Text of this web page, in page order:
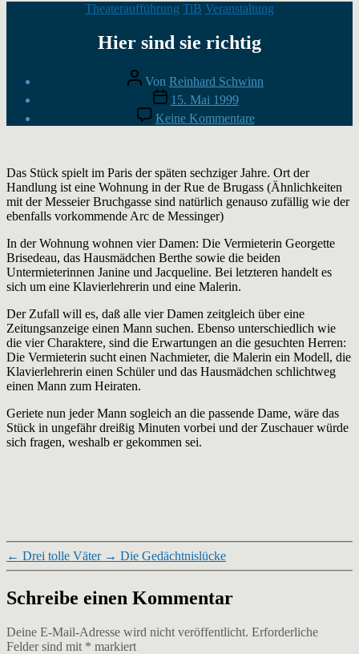
Kategorien
Theateraufführung TiB Veranstaltung
Hier sind sie richtig
Beitragsautor
Von Reinhard Schwinn
Veröffentlichungsdatum
15. Mai 1999
Keine Kommentarezu
Hier
richtig
Das Stück spielt im Paris der späten sechziger Jahre. Ort der
Handlung ist eine Wohnung in der Rue de Brugass (Ähnlichkeiten
mit der Messeier Bruchgasse sind natürlich genauso zufällig wie der
ebenfalls vorkommende Arc de Messinger)
In der Wohnung wohnen vier Damen: Die Vermieterin Georgette
Brisedeau, das Hausmädchen Berthe sowie die beiden
Untermieterinnen Janine und Jacqueline. Bei letzteren handelt es
sich um eine Klavierlehrerin und eine Malerin.
Der Zufall will es, daß alle vier Damen zeitgleich über eine
Zeitungsanzeige einen Mann suchen. Ebenso unterschiedlich wie
die vier Charaktere, sind die Erwartungen an die gesuchten Herren:
Die Vermieterin sucht einen Nachmieter, die Malerin ein Modell, die
Klavierlehrerin einen Schüler und das Hausmädchen schlichtweg
einen Mann zum Heiraten.
Geriete nun jeder Mann sogleich an die passende Dame, wäre das
Stück in ungefähr dreißig Minuten vorbei und der Zuschauer würde
sich fragen, weshalb er gekommen sei.
← Drei tolle Väter → Die Gedächtnislücke
Schreibe einen Kommentar
Deine E-Mail-Adresse wird nicht veröffentlicht. Erforderliche
Felder sind mit * markiert